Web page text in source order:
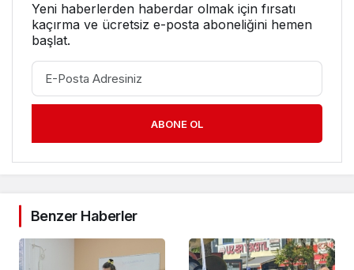
Yeni haberlerden haberdar olmak için fırsatı
kaçırma ve ücretsiz e-posta aboneliğini hemen
başlat.
ABONE OL
Benzer Haberler